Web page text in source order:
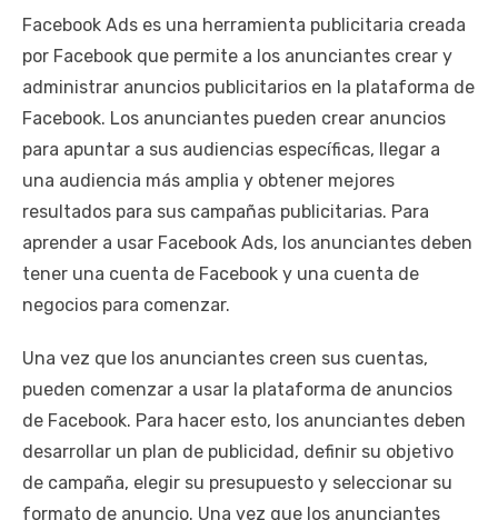
Facebook Ads es una herramienta publicitaria creada
por Facebook que permite a los anunciantes crear y
administrar anuncios publicitarios en la plataforma de
Facebook. Los anunciantes pueden crear anuncios
para apuntar a sus audiencias específicas, llegar a
una audiencia más amplia y obtener mejores
resultados para sus campañas publicitarias. Para
aprender a usar Facebook Ads, los anunciantes deben
tener una cuenta de Facebook y una cuenta de
negocios para comenzar.
Una vez que los anunciantes creen sus cuentas,
pueden comenzar a usar la plataforma de anuncios
de Facebook. Para hacer esto, los anunciantes deben
desarrollar un plan de publicidad, definir su objetivo
de campaña, elegir su presupuesto y seleccionar su
formato de anuncio. Una vez que los anunciantes